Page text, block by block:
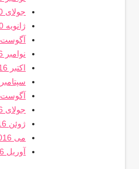
جولای 2020
ژانویه 2020
آگوست 2019
نوامبر 2016
اکتبر 2016
سپتامبر 2016
آگوست 2016
جولای 2016
ژوئن 2016
می 2016
آوریل 2016